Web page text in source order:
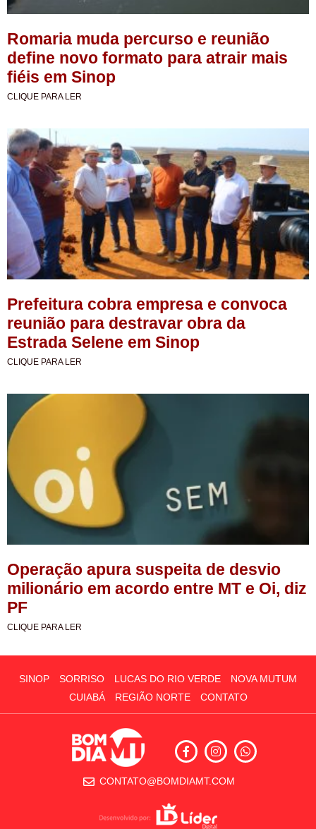
Romaria muda percurso e reunião
define novo formato para atrair mais
fiéis em Sinop
CLIQUE PARA LER
Prefeitura cobra empresa e convoca
reunião para destravar obra da
Estrada Selene em Sinop
CLIQUE PARA LER
Operação apura suspeita de desvio
milionário em acordo entre MT e Oi, diz
PF
CLIQUE PARA LER
SINOP SORRISO LUCAS DO RIO VERDE
NOVA MUTUM
CUIABÁ
REGIÃO NORTE CONTATO
CONTATO@BOMDIAMT.COM